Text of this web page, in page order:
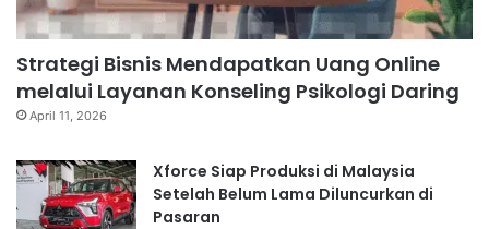
Strategi Bisnis Mendapatkan Uang Online
melalui Layanan Konseling Psikologi Daring
April 11, 2026
Xforce Siap Produksi di Malaysia
Setelah Belum Lama Diluncurkan di
Pasaran